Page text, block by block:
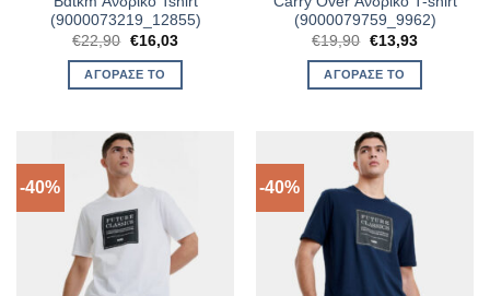
(9000073219_12855)
€22,90 Original
price
was:
€22,90.
€16,03Η
τιμή
ΑΓΌΡΑΣΈ ΤΟ
(9000079759_9962)
€19,90 Original
price
was:
€19,90.
€13,93Η
τιμή
ΑΓΌΡΑΣΈ ΤΟ
-40% -40%